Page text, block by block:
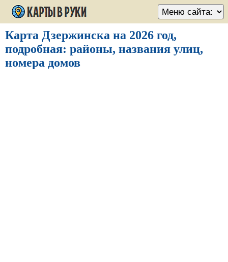
Карта Дзержинска на 2026 год,
подробная: районы, названия улиц,
номера домов